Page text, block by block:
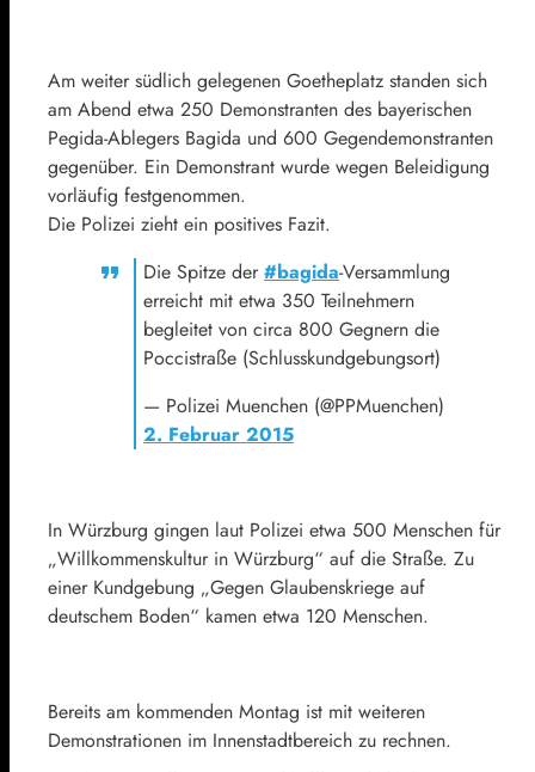
Am weiter südlich gelegenen Goetheplatz standen sich
am Abend etwa 250 Demonstranten des bayerischen
Pegida-Ablegers Bagida und 600 Gegendemonstranten
gegenüber. Ein Demonstrant wurde wegen Beleidigung
vorläufig festgenommen.
Die Polizei zieht ein positives Fazit.
Die Spitze der #bagida-Versammlung
erreicht mit etwa 350 Teilnehmern
begleitet von circa 800 Gegnern die
Poccistraße (Schlusskundgebungsort)
— Polizei Muenchen (@PPMuenchen)
2. Februar 2015
In Würzburg gingen laut Polizei etwa 500 Menschen für
„Willkommenskultur in Würzburg“ auf die Straße. Zu
einer Kundgebung „Gegen Glaubenskriege auf
deutschem Boden“ kamen etwa 120 Menschen.
Bereits am kommenden Montag ist mit weiteren
Demonstrationen im Innenstadtbereich zu rechnen.